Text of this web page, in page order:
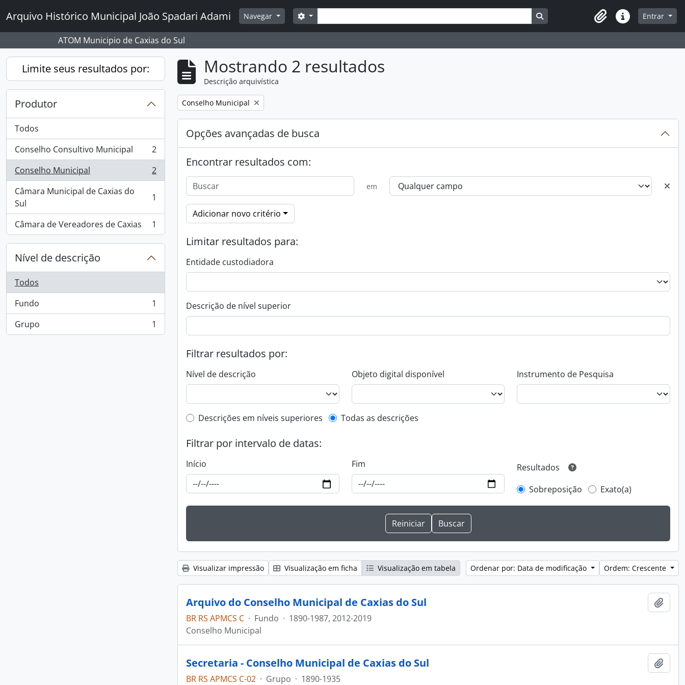
Arquivo Histórico Municipal João Spadari Adami Navegar Buscar
Opções de busca Busque na página de navegação
Atalhos Entrar
ATOM Municipio de Caxias do Sul
Limite seus resultados por:
Produtor
Todos
Conselho Consultivo Municipal
, 2 resultados
2
Conselho Municipal
, 2 resultados
2
Câmara Municipal de Caxias do
Sul
, 1 resultados 1
Câmara de Vereadores de Caxias
, 1 resultados 1
Nível de descrição
Todos
Fundo
, 1 resultados
1
Grupo
, 1 resultados 1
Mostrando 2 resultados
Descrição arquivística
Remover filtro:
Conselho Municipal
Opções avançadas de busca
Encontrar resultados com:
em
Adicionar novo critério
Limitar resultados para:
Entidade custodiadora
Descrição de nível superior
Filtrar resultados por:
Nível de descrição Objeto digital disponível Instrumento de Pesquisa
Filtro de descrição de nível superior
Descrições em níveis superiores Todas as descrições
Filtrar por intervalo de datas:
Início Fim
Resultados
Sobreposição
Exato(a)
Visualizar impressão Visualização em ficha Visualização em tabela Ordenar por: Data de modificação Ordem: Crescente
Arquivo do Conselho Municipal de Caxias do Sul
BR RS APMCS C · Fundo · 1890-1987, 2012-2019
Conselho Municipal
Secretaria - Conselho Municipal de Caxias do Sul
BR RS APMCS C-02 · Grupo · 1890-1935